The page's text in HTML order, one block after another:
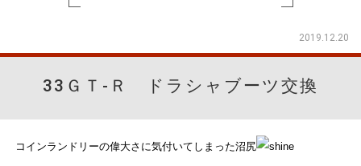
2019.12.20
33ＧＴ-Ｒ ドラシャブーツ交換
コインランドリーの偉大さに気付いてしまった沼尻